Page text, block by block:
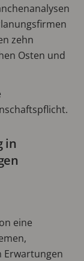
zehn
Osten und
in
eine
Erwartungen